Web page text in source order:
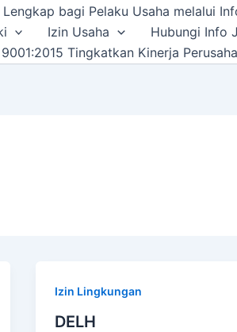
bagi Pelaku Usaha melalui
Izin Usaha
Hubungi Info
Tingkatkan Kinerja
Izin Lingkungan
DELH